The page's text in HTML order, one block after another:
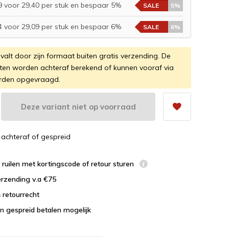
voor 29,40 per stuk en bespaar 5% SALE 5%
voor 29,09 per stuk en bespaar 6% SALE 6%
door zijn formaat buiten gratis verzending. De
worden achteraf berekend of kunnen vooraf via
opgevraagd.
Deze variant niet op voorraad
of gespreid
ruilen met kortingscode of retour sturen
v.a €75
retourrecht
gespreid betalen mogelijk